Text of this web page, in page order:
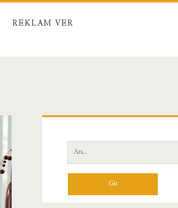
REKLAM VER
Yan
Menü
Ara: